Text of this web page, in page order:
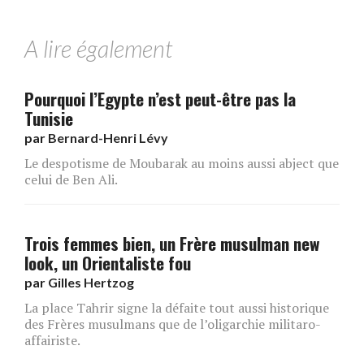
A lire également
Pourquoi l’Egypte n’est peut-être pas la
Tunisie
par Bernard-Henri Lévy
Le despotisme de Moubarak au moins aussi abject que
celui de Ben Ali.
Trois femmes bien, un Frère musulman new
look, un Orientaliste fou
par Gilles Hertzog
La place Tahrir signe la défaite tout aussi historique
des Frères musulmans que de l’oligarchie militaro-
affairiste.